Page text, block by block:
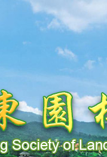
人会员的通知
个人会员的通知
奖申报工作延期的通知